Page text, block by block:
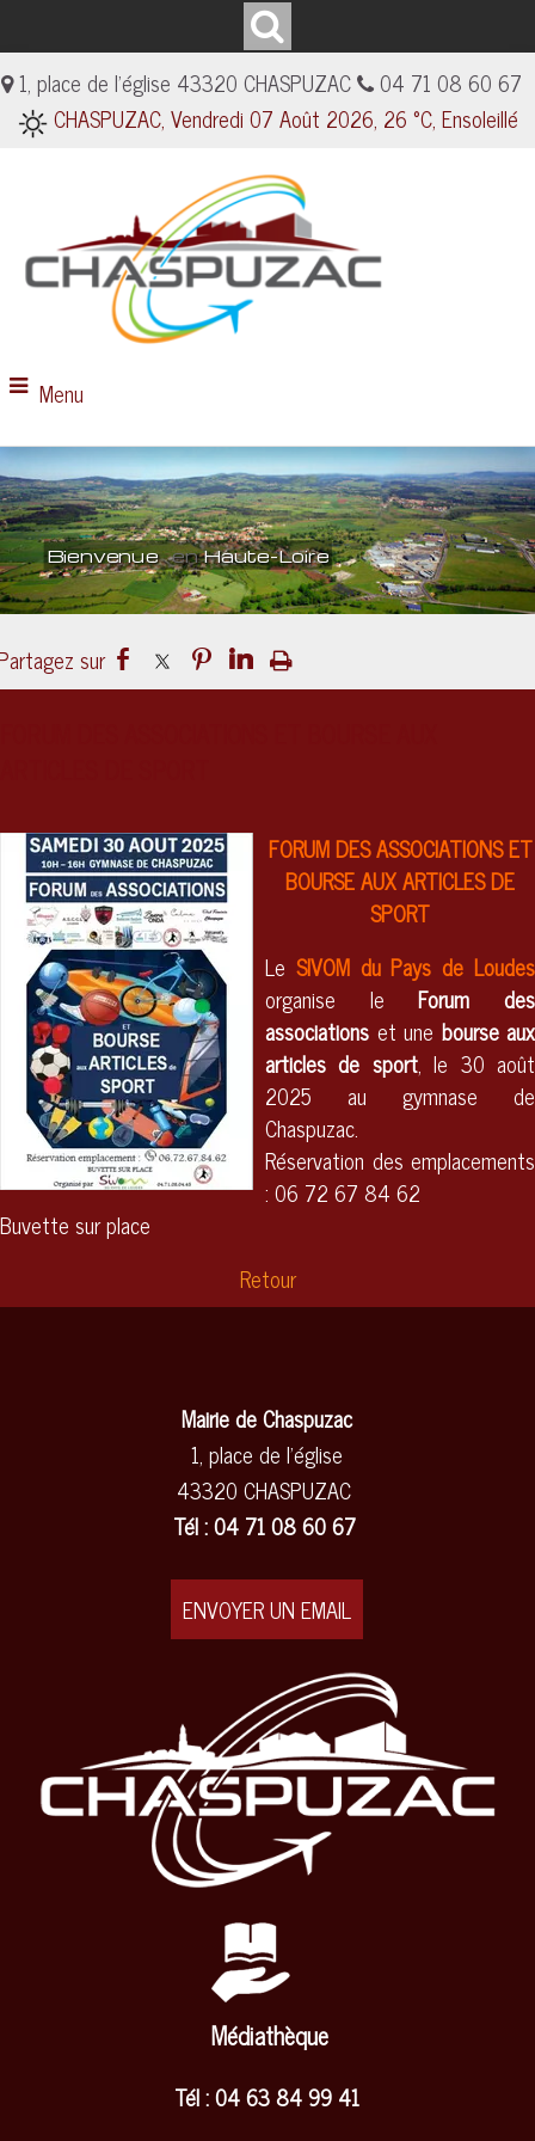
1, place de l'église 43320 CHASPUZAC
04 71 08 60 67
CHASPUZAC, Vendredi 07 Août 2026, 26 °C, Ensoleillé
Menu
BienvenueenHaute-Loire
Un lieuculturelouvert sur le
FORUM DES ASSOCIATIONS ET
BOURSE AUX ARTICLES DE
SPORT
Le SIVOM du Pays de Loudes
organise le Forum des
associations et une bourse aux
articles de sport, le 30 août
2025 au gymnase de
Chaspuzac.
Réservation des emplacements
: 06 72 67 84 62
Buvette sur place
Retour
Mairie de Chaspuzac
1, place de l'église
43320 CHASPUZAC
Tél : 04 71 08 60 67
ENVOYER UN EMAIL
Médiathèque
Tél : 04 63 84 99 41